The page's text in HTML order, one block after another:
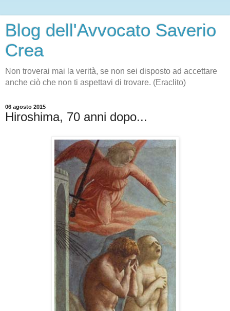
Blog dell'Avvocato Saverio
Crea
Non troverai mai la verità, se non sei disposto ad accettare
anche ciò che non ti aspettavi di trovare. (Eraclito)
06 agosto 2015
Hiroshima, 70 anni dopo...